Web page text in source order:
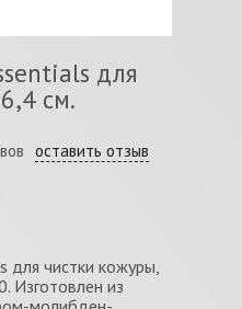
для
см.
оставить отзыв
чистки кожуры,
Изготовлен из